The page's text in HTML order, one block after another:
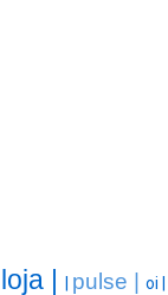
loja | pulse | oi |